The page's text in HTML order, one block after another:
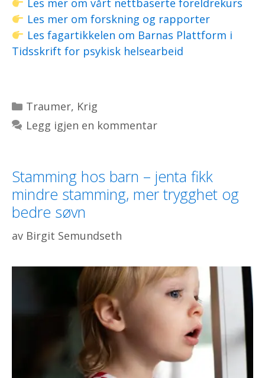
Les mer om vårt nettbaserte foreldrekurs
Les mer om forskning og rapporter
Les fagartikkelen om Barnas Plattform i
Tidsskrift for psykisk helsearbeid
Kategorier
Traumer, Krig
Legg igjen en kommentar
Stamming hos barn – jenta fikk
mindre stamming, mer trygghet og
bedre søvn
av Birgit Semundseth